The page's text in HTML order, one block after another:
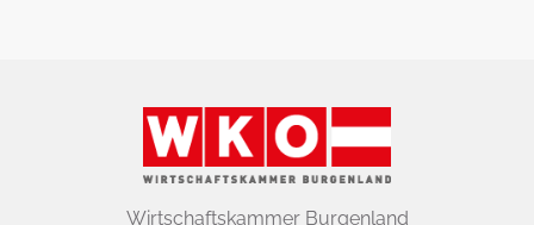
Wirtschaftskammer Burgenland